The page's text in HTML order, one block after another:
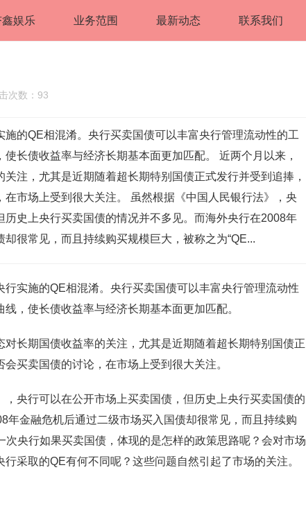
娱乐 业务范围 最新动态 联系我们
次数：93
的QE相混淆。央行买卖国债可以丰富央行管理流动性的工
长债收益率与经济长期基本面更加匹配。 近两个月以来，
注，尤其是近期随着超长期特别国债正式发行并受到追捧，
市场上受到很大关注。 虽然根据《中国人民银行法》，央
史上央行买卖国债的情况并不多见。而海外央行在2008年
很常见，而且持续购买规模巨大，被称之为“QE...
行实施的QE相混淆。央行买卖国债可以丰富央行管理流动性
，使长债收益率与经济长期基本面更加匹配。
对长期国债收益率的关注，尤其是近期随着超长期特别国债正
买卖国债的讨论，在市场上受到很大关注。
，央行可以在公开市场上买卖国债，但历史上央行买卖国债的
年金融危机后通过二级市场买入国债却很常见，而且持续购
次央行如果买卖国债，体现的是怎样的政策思路呢？会对市场
采取的QE有何不同呢？这些问题自然引起了市场的关注。